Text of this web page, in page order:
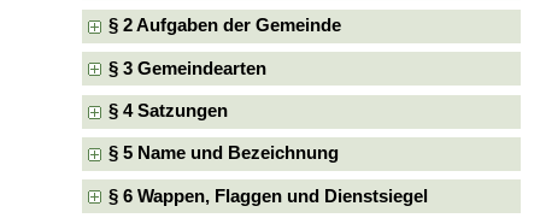
§ 2 Aufgaben der Gemeinde
§ 3 Gemeindearten
§ 4 Satzungen
§ 5 Name und Bezeichnung
§ 6 Wappen, Flaggen und Dienstsiegel